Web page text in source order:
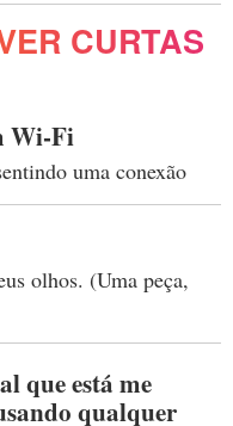
CURTAS
Wi-Fi
uma conexão
olhos. (Uma peça,
que está me
qualquer